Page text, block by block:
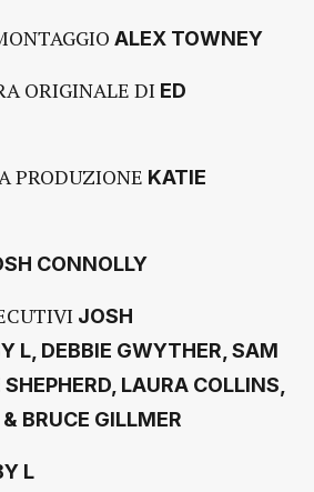
ALEX TOWNEY
ORIGINALE DI ED
PRODUZIONE KATIE
CONNOLLY
JOSH
L, DEBBIE GWYTHER, SAM
LAURA COLLINS,
BRUCE GILLMER
L